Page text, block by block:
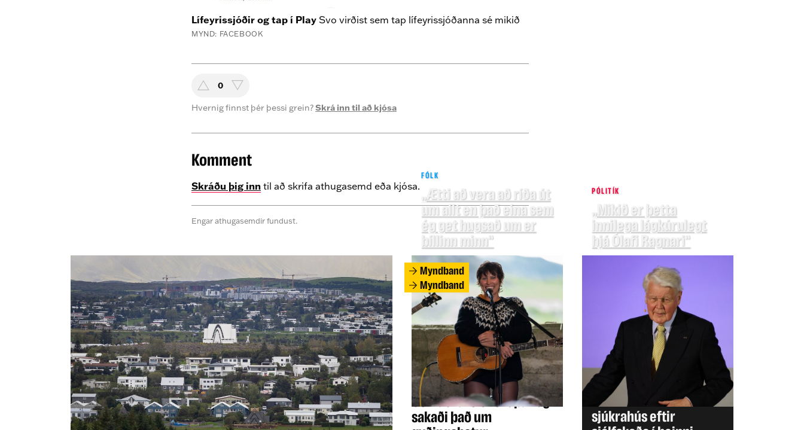
Lífeyrissjóðir og tap í Play Svo virðist sem tap lífeyrissjóðanna sé mikið
MYND: FACEBOOK
0
Hvernig finnst þér þessi grein?Skrá inn til að kjósa
Komment
Skráðu þig inn til að skrifa athugasemd eða kjósa.
Engar athugasemdir fundust.
Myndband
FÓLK
„Ætti að vera að ríða út
um allt en það eina sem
ég get hugsað um er
bíllinn minn“
Myndband
INNLENT
Öskraði á íslenskt par og
sakaði það um
PÓLITÍK
„Mikið er þetta
innilega lágkúrulegt
hjá Ólafi Ragnari“
Perez Hilton fluttur á
sjúkrahús eftir